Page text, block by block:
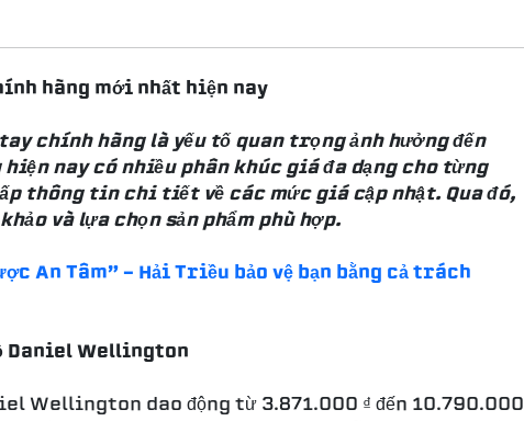
hãng mới nhất hiện nay
chính hãng là yếu tố quan trọng ảnh hưởng đến
nay có nhiều phân khúc giá đa dạng cho từng
thông tin chi tiết về các mức giá cập nhật. Qua đó,
và lựa chọn sản phẩm phù hợp.
An Tâm” - Hải Triều bảo vệ bạn bằng cả trách
Daniel Wellington
Wellington dao động từ 3.871.000 ₫ đến 10.790.000